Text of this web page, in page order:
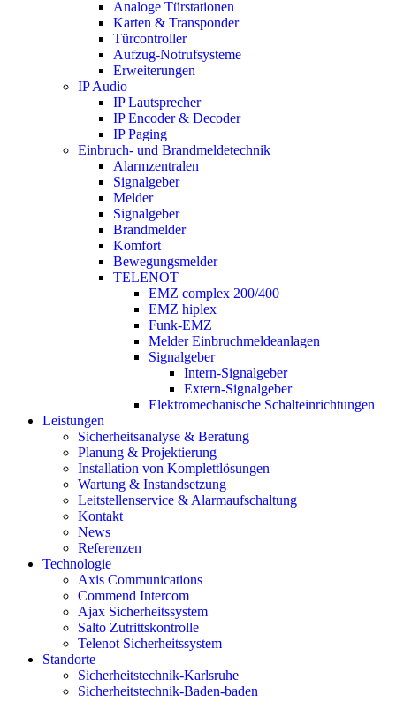
Analoge Türstationen
Karten & Transponder
Türcontroller
Aufzug-Notrufsysteme
Erweiterungen
IP Audio
IP Lautsprecher
IP Encoder & Decoder
IP Paging
Einbruch- und Brandmeldetechnik
Alarmzentralen
Signalgeber
Melder
Signalgeber
Brandmelder
Komfort
Bewegungsmelder
TELENOT
EMZ complex 200/400
EMZ hiplex
Funk-EMZ
Melder Einbruchmeldeanlagen
Signalgeber
Intern-Signalgeber
Extern-Signalgeber
Elektromechanische Schalteinrichtungen
Leistungen
Sicherheitsanalyse & Beratung
Planung & Projektierung​
Installation von Komplettlösungen
Wartung & Instandsetzung
Leitstellenservice & Alarmaufschaltung
Kontakt
News
Referenzen
Technologie
Axis Communications
Commend Intercom
Ajax Sicherheitssystem​
Salto Zutrittskontrolle
Telenot Sicherheitssystem
Standorte
Sicherheitstechnik-Karlsruhe
Sicherheitstechnik-Baden-baden